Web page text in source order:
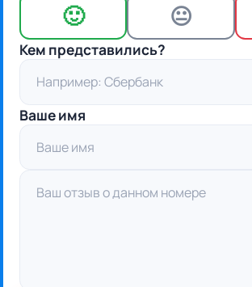
🙂 😐
Кем представились?
Ваше имя